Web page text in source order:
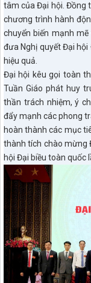
tâm của Đại hội. Đồng
chương trình hành
chuyển biến mạnh
đưa Nghị quyết Đại
hiệu quả.
Đại hội kêu gọi toàn
Tuần Giáo phát huy
thần trách nhiệm, ý
đẩy mạnh các phong
hoàn thành các mục
thành tích chào mừng
hội Đại biều toàn quốc